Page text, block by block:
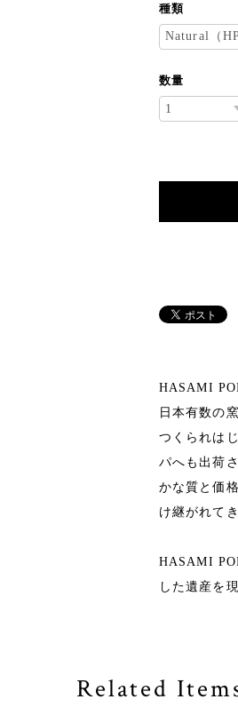
種類
数量
HASAMI
日本有数の
つくられは
パへも出荷
かな質と価
け継がれてき
HASAMI
した遺産を
Related